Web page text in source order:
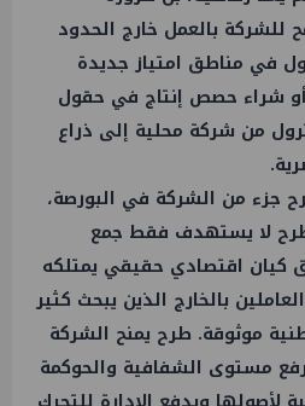
للشركة بالعمل خارج الحدود
في مناطق امتياز جديدة
أو شراء حصص إنتاج في حقول
من شركة محلية إلى ذراع
جزء من الشركة في البورصة،
لا يستهدف فقط جمع
كيان اقتصادي حقيقي يمتلكه
بالخارج الذين يبحث كثير
موثوقة. طرح يمنح الشركة
مستوى الشفافية والحوكمة